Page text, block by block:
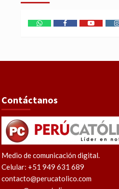
WhatsAppFacebookYoutube
Contáctanos
Medio de comunicación digital.
Celular: +51 949 631 689
contacto@perucatolico.com